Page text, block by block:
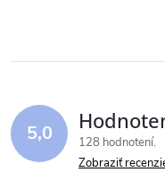
5,0
128 hodnotení
Zobraziť